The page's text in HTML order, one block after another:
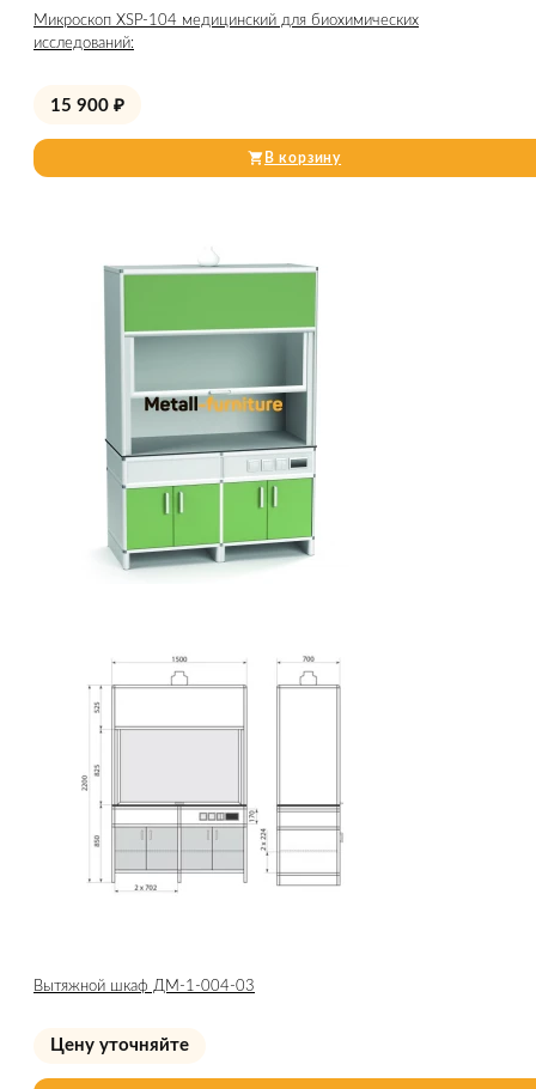
Микроскоп XSP-104 медицинский для биохимических
исследований:
15 900 ₽
В корзину
Вытяжной шкаф ДМ-1-004-03
Цену уточняйте